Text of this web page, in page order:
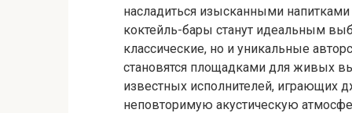
насладиться изысканными
коктейль-бары станут идеальным
классические, но и уникальные
становятся площадками для живых
известных исполнителей, играющих
неповторимую акустическую